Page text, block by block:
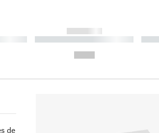
------------
----------- ----------- ----------
de